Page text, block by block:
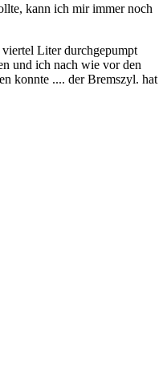
kann ich mir immer noch
Liter durchgepumpt
und ich nach wie vor den
konnte .... der Bremszyl. hat